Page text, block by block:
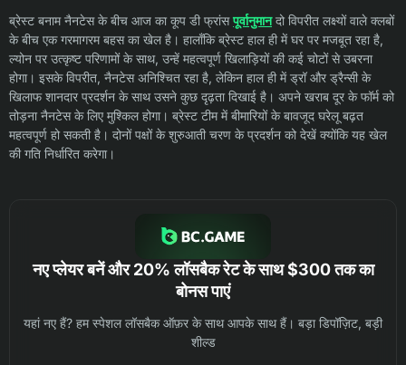
ब्रेस्ट बनाम नैनटेस के बीच आज का कूप डी फ्रांसपूर्वानुमानदो विपरीत लक्ष्यों वाले क्लबों
के बीच एक गरमागरम बहस का खेल है। हालाँकि ब्रेस्ट हाल ही में घर पर मजबूत रहा है,
ल्योन पर उत्कृष्ट परिणामों के साथ, उन्हें महत्वपूर्ण खिलाड़ियों की कई चोटों से उबरना
होगा। इसके विपरीत, नैनटेस अनिश्चित रहा है, लेकिन हाल ही में ड्रॉ और ड्रैन्सी के
खिलाफ शानदार प्रदर्शन के साथ उसने कुछ दृढ़ता दिखाई है। अपने खराब दूर के फॉर्म को
तोड़ना नैनटेस के लिए मुश्किल होगा। ब्रेस्ट टीम में बीमारियों के बावजूद घरेलू बढ़त
महत्वपूर्ण हो सकती है। दोनों पक्षों के शुरुआती चरण के प्रदर्शन को देखें क्योंकि यह खेल
की गति निर्धारित करेगा।
नए प्लेयर बनें और 20% लॉसबैक रेट के साथ $300 तक का
बोनस पाएं
यहां नए हैं? हम स्पेशल लॉसबैक ऑफ़र के साथ आपके साथ हैं। बड़ा डिपॉज़िट, बड़ी
शील्ड